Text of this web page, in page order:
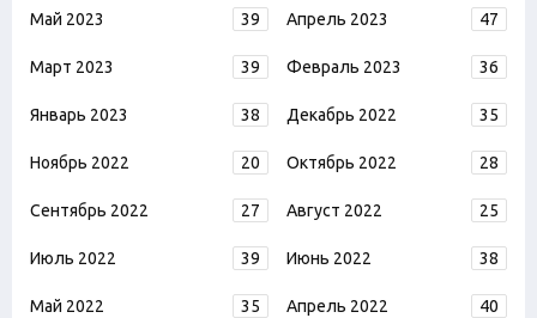
Май 2023 39 Апрель 2023 47
Март 2023 39 Февраль 2023 36
Январь 2023 38 Декабрь 2022 35
Ноябрь 2022 20 Октябрь 2022 28
Сентябрь 2022 27 Август 2022 25
Июль 2022 39 Июнь 2022 38
Май 2022 35 Апрель 2022 40